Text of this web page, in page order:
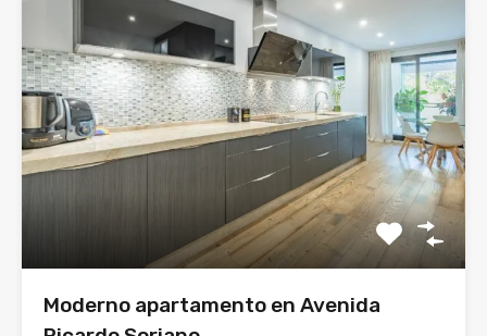
Moderno apartamento en Avenida